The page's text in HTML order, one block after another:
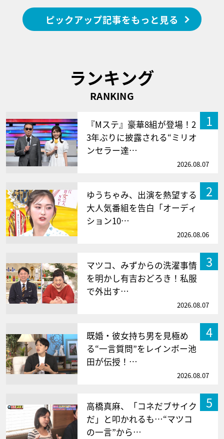
ピックアップ記事をもっと見る
ランキング
RANKING
1
『Mステ』豪華8組が登場！2
3年ぶりに披露される“ミリオ
ンセラー達…
2026.08.07
2
ゆうちゃみ、出演を熱望する
大人気番組を告白「オーディ
ション10…
2026.08.06
3
マツコ、みずからの洗濯事情
を明かし有吉おどろき！私服
で外出す…
2026.08.07
4
既婚・彼女持ち男を見極め
る“一言質問”をレインボー池
田が伝授！…
2026.08.07
5
高橋真麻、「コネだブサイク
だ」と叩かれるも…“マツコ
の一言”から…